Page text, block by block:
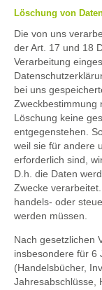
Löschung von
Die von uns
der Art. 17 und 18
Verarbeitung
bei uns
Zweckbestimmung
Löschung keine
entgegenstehen.
weil sie für andere
erforderlich sind,
D.h. die Daten
Zwecke
handels- oder
werden müssen.
Nach gesetzlichen
insbesondere für 6
(Handelsbücher,
Jahresabschlüsse,